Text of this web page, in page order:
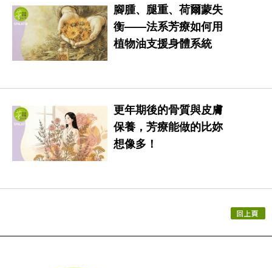
腳腫、腿重、荷爾蒙失
衡——法系芳療如何用
植物油支援身體系統
更年期後的骨質與皮膚
保養，芳療能做的比妳
想像多！